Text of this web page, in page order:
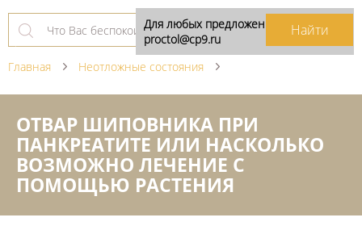
Главная Неотложные состояния
ОТВАР ШИПОВНИКА ПРИ
ПАНКРЕАТИТЕ ИЛИ НАСКОЛЬКО
ВОЗМОЖНО ЛЕЧЕНИЕ С
ПОМОЩЬЮ РАСТЕНИЯ
Для любых предложений по сайту:
proctol@cp9.ru